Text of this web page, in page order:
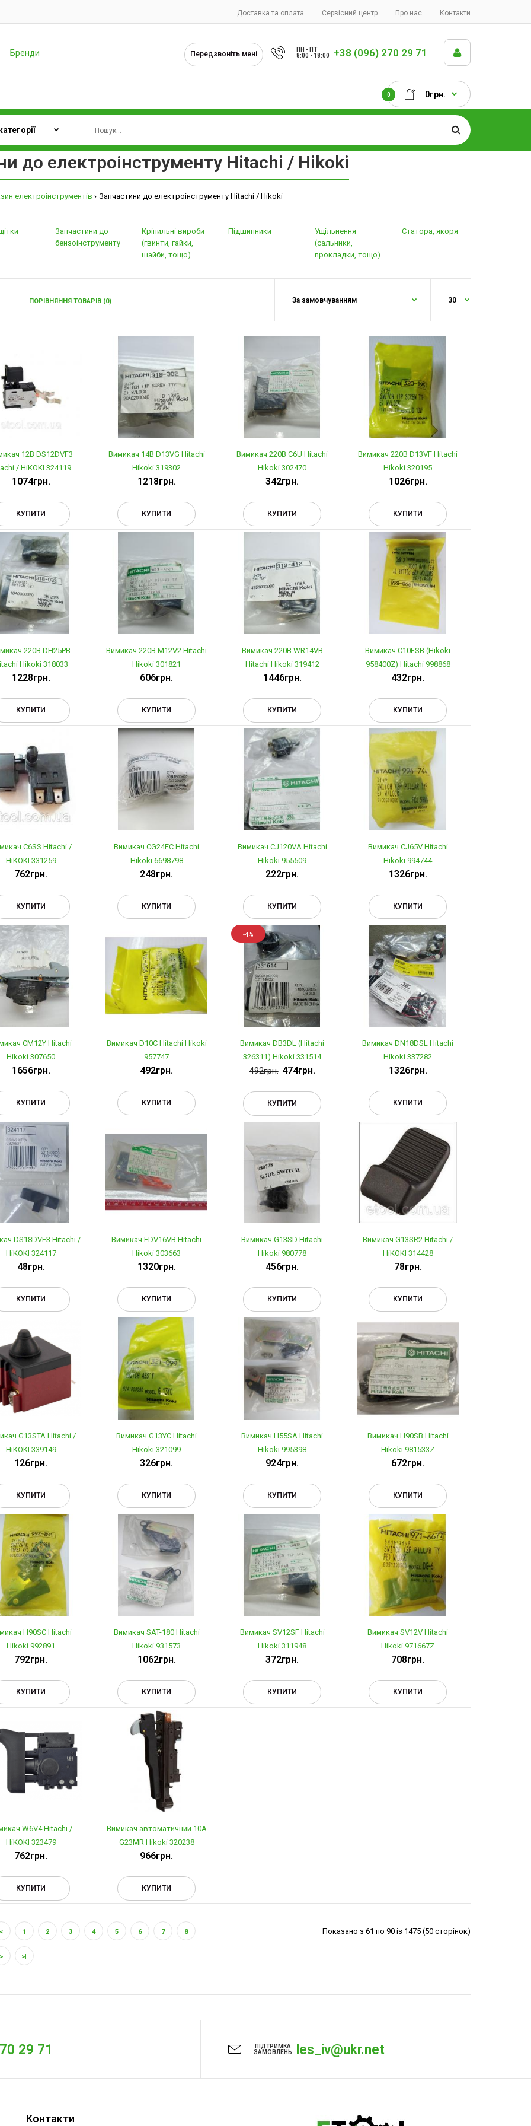
Доставка та оплата Сервісний центр Про нас Контакти
Бренди Передзвоніть мені
ПН - ПТ
8:00 - 18:00
+38 (096) 270 29 71
0 0грн.
до електроінструменту Hitachi / Hikoki
електроінструментів Запчастини до електроінструменту Hitachi / Hikoki
Запчастини до
бензоінструменту
Кріпильні вироби
(гвинти, гайки,
шайби, тощо)
Підшипники
Ущільнення
(сальники,
прокладки, тощо)
Статора, якоря
ПОРІВНЯННЯ ТОВАРІВ (0)
12В DS12DVF3
/ HiKOKI 324119
1074грн.
КУПИТИ
Вимикач 14В D13VG Hitachi
Hikoki 319302
1218грн.
КУПИТИ
Вимикач 220В C6U Hitachi
Hikoki 302470
342грн.
КУПИТИ
Вимикач 220В D13VF Hitachi
Hikoki 320195
1026грн.
КУПИТИ
220В DH25PB
Hikoki 318033
1228грн.
КУПИТИ
Вимикач 220В M12V2 Hitachi
Hikoki 301821
606грн.
КУПИТИ
Вимикач 220В WR14VB
Hitachi Hikoki 319412
1446грн.
КУПИТИ
Вимикач C10FSB (Hikoki
958400Z) Hitachi 998868
432грн.
КУПИТИ
C6SS Hitachi /
HiKOKI 331259
762грн.
КУПИТИ
Вимикач CG24EC Hitachi
Hikoki 6698798
248грн.
КУПИТИ
Вимикач CJ120VA Hitachi
Hikoki 955509
222грн.
КУПИТИ
Вимикач CJ65V Hitachi
Hikoki 994744
1326грн.
КУПИТИ
CM12Y Hitachi
Hikoki 307650
1656грн.
КУПИТИ
Вимикач D10C Hitachi Hikoki
957747
492грн.
КУПИТИ
-4%
Вимикач DB3DL (Hitachi
326311) Hikoki 331514
492грн. 474грн.
КУПИТИ
Вимикач DN18DSL Hitachi
Hikoki 337282
1326грн.
КУПИТИ
DS18DVF3 Hitachi /
HiKOKI 324117
48грн.
КУПИТИ
Вимикач FDV16VB Hitachi
Hikoki 303663
1320грн.
КУПИТИ
Вимикач G13SD Hitachi
Hikoki 980778
456грн.
КУПИТИ
Вимикач G13SR2 Hitachi /
HiKOKI 314428
78грн.
КУПИТИ
G13STA Hitachi /
HiKOKI 339149
126грн.
КУПИТИ
Вимикач G13YC Hitachi
Hikoki 321099
326грн.
КУПИТИ
Вимикач H55SA Hitachi
Hikoki 995398
924грн.
КУПИТИ
Вимикач H90SB Hitachi
Hikoki 981533Z
672грн.
КУПИТИ
H90SC Hitachi
Hikoki 992891
792грн.
КУПИТИ
Вимикач SAT-180 Hitachi
Hikoki 931573
1062грн.
КУПИТИ
Вимикач SV12SF Hitachi
Hikoki 311948
372грн.
КУПИТИ
Вимикач SV12V Hitachi
Hikoki 971667Z
708грн.
КУПИТИ
W6V4 Hitachi /
HiKOKI 323479
762грн.
КУПИТИ
Вимикач автоматичний 10А
G23MR Hikoki 320238
966грн.
КУПИТИ
1 2 3 4 5 6 7 8
>|
Показано з 61 по 90 із 1475 (50 сторінок)
29 71
ПІДТРИМКА
ЗАМОВЛЕНЬ
les_iv@ukr.net
Контакти